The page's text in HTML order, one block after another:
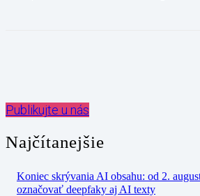
Publikujte u nás
Najčítanejšie
Koniec skrývania AI obsahu: od 2.
označovať deepfaky aj AI texty